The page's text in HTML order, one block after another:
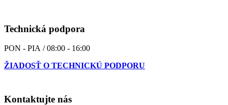
Technická podpora
PON - PIA / 08:00 - 16:00
ŽIADOSŤ O TECHNICKÚ PODPORU
Kontaktujte nás